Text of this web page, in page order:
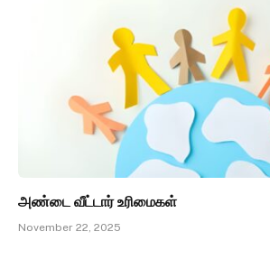
அண்டை வீட்டார் உரிமைகள்
November 22, 2025